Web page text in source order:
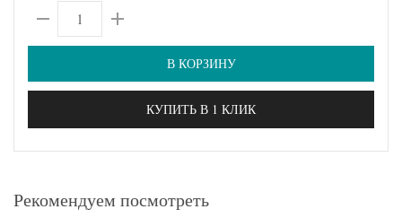
В КОРЗИНУ
КУПИТЬ В 1 КЛИК
Рекомендуем посмотреть